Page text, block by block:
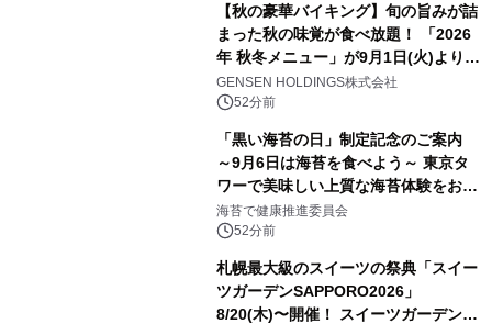
【秋の豪華バイキング】旬の旨みが詰
まった秋の味覚が食べ放題！ 「2026
年 秋冬メニュー」が9月1日(火)より提
供スタート
GENSEN HOLDINGS株式会社
52分前
「黒い海苔の日」制定記念のご案内
～9月6日は海苔を食べよう～ 東京タ
ワーで美味しい上質な海苔体験をお届
けします！
海苔で健康推進委員会
52分前
札幌最大級のスイーツの祭典「スイー
ツガーデンSAPPORO2026」
8/20(木)〜開催！ スイーツガーデン史